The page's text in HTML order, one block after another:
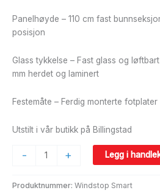
Panelhøyde – 110 cm fast
posisjon
Glass tykkelse – Fast glass og
mm herdet og laminert
Festemåte – Ferdig monterte
Utstilt i vår butikk på Billingstad
- + Legg i
Produktnummer: Windstop Smart